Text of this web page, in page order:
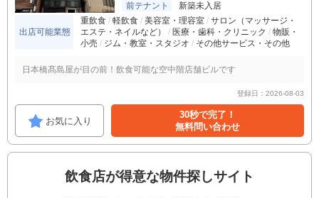
前テナント
新築未入居
出店可能業態
重飲食 軽飲食 美容室・理容室
サロン（マッサージ・
エステ・ネイルなど）
医療・歯科・クリニック
物販・
小売
ジム・教室・スタジオ その他サービス・その他
日本橋髙島屋が目の前！飲食可能な空中階店舗ビルです
登録日：2026-08-03
お気に入り
30秒で完了！
無料問い合わせ
飲食店が得意な物件探しサイト